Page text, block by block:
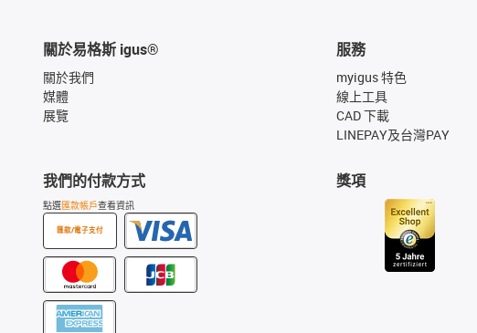
關於易格斯 igus®
關於我們
媒體
展覽
我們的付款方式
點選匯款帳戶查看資訊
匯款/電子支付
服務
myigus 特色
線上工具
CAD 下載
LINEPAY及台灣PAY
獎項